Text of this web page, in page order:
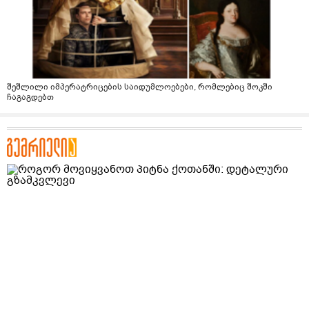
შეშლილი იმპერატრიცების საიდუმლოებები, რომლებიც შოკში
ჩაგაგდებთ